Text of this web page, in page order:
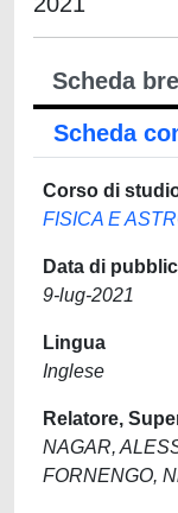
Scheda
Scheda
Corso di
FISICA E
Data di
9-lug-2021
Lingua
Inglese
Relatore,
NAGAR,
FORNENGO,